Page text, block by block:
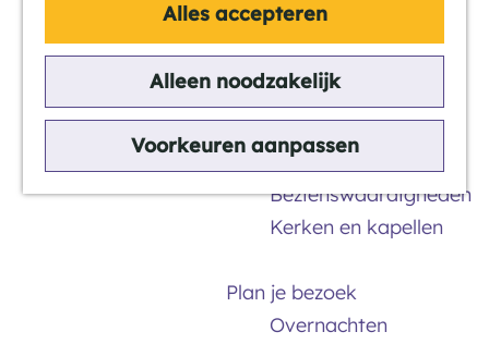
Alles accepteren
Alleen noodzakelijk
Voorkeuren aanpassen
MTB
Cultuur
Streekverhaal
Bezienswaardigheden
Kerken en kapellen
Plan je bezoek
Overnachten